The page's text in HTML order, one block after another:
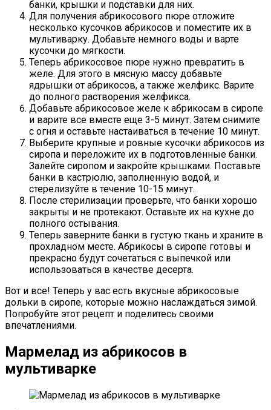
банки, крышки и подставки для них.
Для получения абрикосового пюре отложите
несколько кусочков абрикосов и поместите их в
мультиварку. Добавьте немного воды и варте
кусочки до мягкости.
Теперь абрикосовое пюре нужно превратить в
желе. Для этого в мясную массу добавьте
ядрышки от абрикосов, а также желфикс. Варите
до полного растворения желфикса.
Добавьте абрикосовое желе к абрикосам в сиропе
и варите все вместе еще 3-5 минут. Затем снимите
с огня и оставьте настаиваться в течение 10 минут.
Выберите крупные и ровные кусочки абрикосов из
сиропа и переложите их в подготовленные банки.
Залейте сиропом и закройте крышками. Поставьте
банки в кастрюлю, заполненную водой, и
стерелизуйте в течение 10-15 минут.
После стерилизации проверьте, что банки хорошо
закрыты и не протекают. Оставьте их на кухне до
полного остывания.
Теперь заверните банки в густую ткань и храните в
прохладном месте. Абрикосы в сиропе готовы и
прекрасно будут сочетаться с выпечкой или
использоваться в качестве десерта.
Вот и все! Теперь у вас есть вкусные абрикосовые
дольки в сиропе, которые можно наслаждаться зимой.
Попробуйте этот рецепт и поделитесь своими
впечатлениями.
Мармелад из абрикосов в
мультиварке